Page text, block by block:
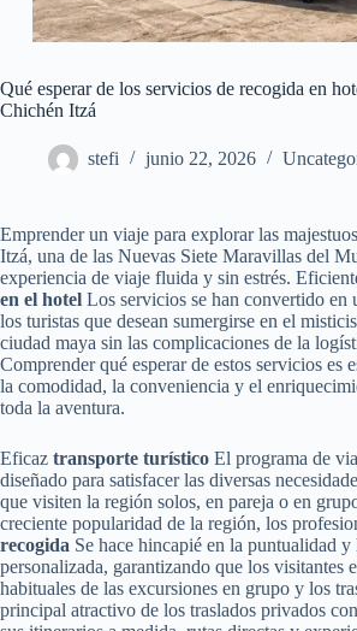
Qué esperar de los servicios de recogida en
Chichén Itzá
stefi junio 22, 2026
Emprender un viaje para explorar las
Itzá, una de las Nuevas Siete Maravillas del
experiencia de viaje fluida y sin estrés.
en el hotel Los servicios se han convertido en
los turistas que desean sumergirse en el
ciudad maya sin las complicaciones de la
Comprender qué esperar de estos servicios es
la comodidad, la conveniencia y el
toda la aventura.
Eficaz transporte turístico El programa de
diseñado para satisfacer las diversas
que visiten la región solos, en pareja o en
creciente popularidad de la región, los
recogida Se hace hincapié en la puntualidad y
personalizada, garantizando que los visitantes
habituales de las excursiones en grupo y los
principal atractivo de los traslados privados